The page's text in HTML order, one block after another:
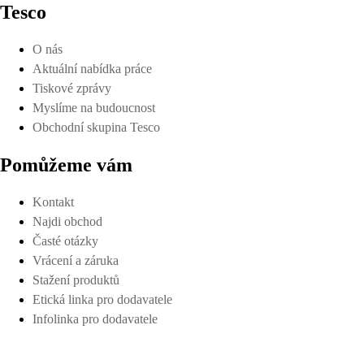
Tesco
O nás
Aktuální nabídka práce
Tiskové zprávy
Myslíme na budoucnost
Obchodní skupina Tesco
Pomůžeme vám
Kontakt
Najdi obchod
Časté otázky
Vrácení a záruka
Stažení produktů
Etická linka pro dodavatele
Infolinka pro dodavatele